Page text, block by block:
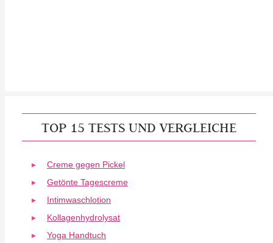
TOP 15 TESTS UND VERGLEICHE
Creme gegen Pickel
Getönte Tagescreme
Intimwaschlotion
Kollagenhydrolysat
Yoga Handtuch